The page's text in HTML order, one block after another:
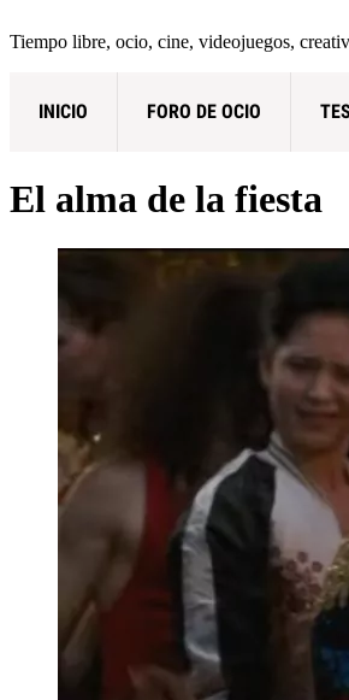
Tiempo libre, ocio, cine, videojuegos,
INICIO FORO DE OCIO
El alma de la fiesta